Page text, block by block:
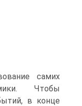
самих
Чтобы
в конце